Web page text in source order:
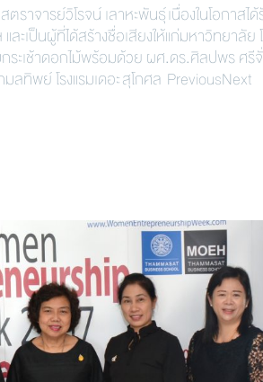
จารย์วิโรจน์ เลาหะพันธุ์ เนื่องในโอกาสไ
ะเป็นผู้ที่ได้สร้างชื่อเสียงให้แก่มหาวิทยาลั
เช้าดอกไม้พร้อมด้วย ผศ.ดร.ศิลปพร ศรีจั่
พย์ โรงแรมเดอะ สุโกศล PreviousNext